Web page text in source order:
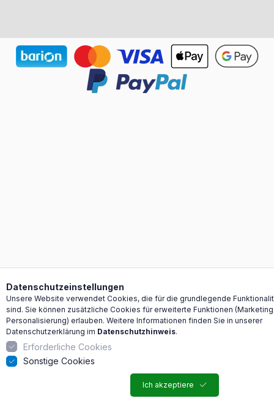
Datenschutzeinstellungen
Unsere Website verwendet Cookies, die für die grundlegende
sind. Sie können zusätzliche Cookies für erweiterte Funktionen
Personalisierung) erlauben. Weitere Informationen finden Sie in unserer
Datenschutzerklärung im Datenschutzhinweis.
Erforderliche Cookies
Sonstige Cookies
Ich akzeptiere